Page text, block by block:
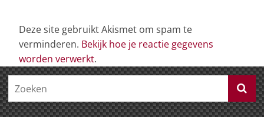
Deze site gebruikt Akismet om spam te
verminderen. Bekijk hoe je reactie gegevens
worden verwerkt.